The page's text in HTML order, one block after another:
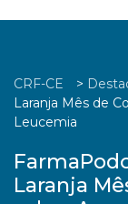
CRF-CE >
Laranja Mês de
Leucemia
Laranja